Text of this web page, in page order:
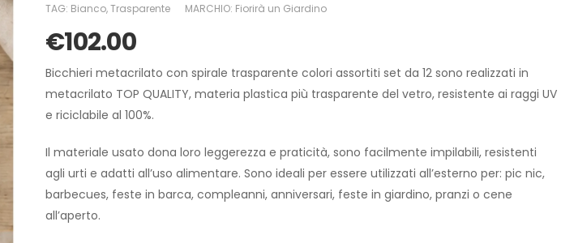
TAG: Bianco,Trasparente MARCHIO: Fiorirà un Giardino
€102.00
Bicchieri metacrilato con spirale trasparente colori assortiti set da 12 sono realizzati in
metacrilato TOP QUALITY, materia plastica più trasparente del vetro, resistente ai raggi UV
e riciclabile al 100%.
Il materiale usato dona loro leggerezza e praticità, sono facilmente impilabili, resistenti
agli urti e adatti all’uso alimentare. Sono ideali per essere utilizzati all’esterno per: pic nic,
barbecues, feste in barca, compleanni, anniversari, feste in giardino, pranzi o cene
all’aperto.